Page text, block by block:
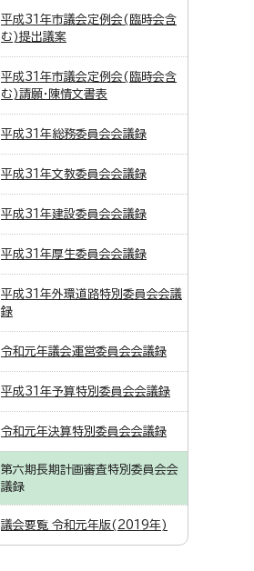
平成31年市議会定例会(臨時会含
む)提出議案
平成31年市議会定例会(臨時会含
む)請願・陳情文書表
平成31年総務委員会会議録
平成31年文教委員会会議録
平成31年建設委員会会議録
平成31年厚生委員会会議録
平成31年外環道路特別委員会会議
録
令和元年議会運営委員会会議録
平成31年予算特別委員会会議録
令和元年決算特別委員会会議録
第六期長期計画審査特別委員会会
議録
議会要覧 令和元年版(2019年)